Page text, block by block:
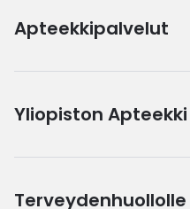
Apteekkipalvelut
Yliopiston Apteekki
Terveydenhuollolle